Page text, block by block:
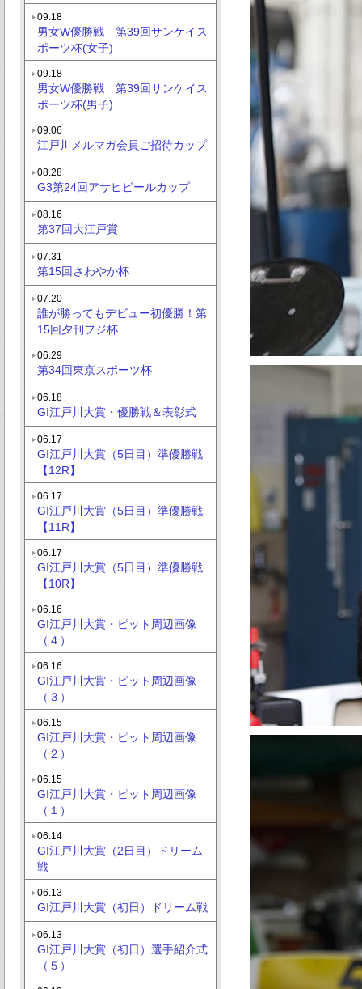
09.18
男女W優勝戦 第39回サンケイス
ポーツ杯(女子)
09.18
男女W優勝戦 第39回サンケイス
ポーツ杯(男子)
09.06
江戸川メルマガ会員ご招待カップ
08.28
G3第24回アサヒビールカップ
08.16
第37回大江戸賞
07.31
第15回さわやか杯
07.20
誰が勝ってもデビュー初優勝！第
15回夕刊フジ杯
06.29
第34回東京スポーツ杯
06.18
GI江戸川大賞・優勝戦＆表彰式
06.17
GI江戸川大賞（5日目）準優勝戦
【12R】
06.17
GI江戸川大賞（5日目）準優勝戦
【11R】
06.17
GI江戸川大賞（5日目）準優勝戦
【10R】
06.16
GI江戸川大賞・ピット周辺画像
（４）
06.16
GI江戸川大賞・ピット周辺画像
（３）
06.15
GI江戸川大賞・ピット周辺画像
（２）
06.15
GI江戸川大賞・ピット周辺画像
（１）
06.14
GI江戸川大賞（2日目）ドリーム
戦
06.13
GI江戸川大賞（初日）ドリーム戦
06.13
GI江戸川大賞（初日）選手紹介式
（５）